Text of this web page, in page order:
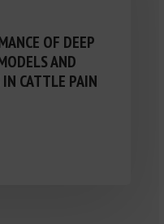
OF DEEP
AND
CATTLE PAIN